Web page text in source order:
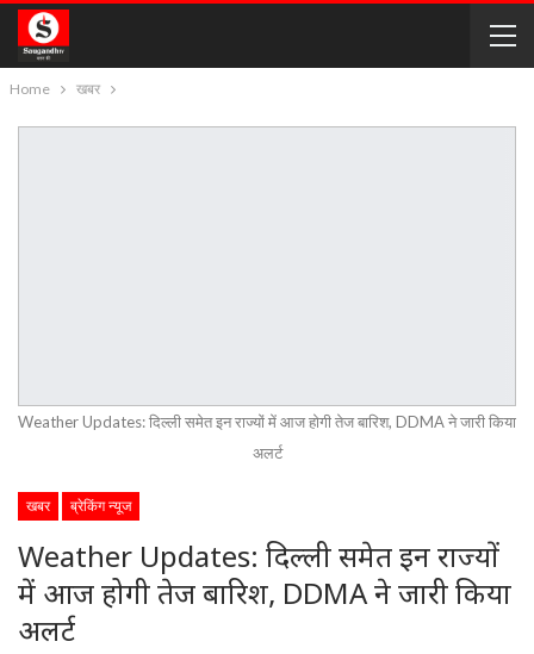
Home खबर
Weather Updates: दिल्ली समेत इन राज्यों में आज होगी तेज बारिश, DDMA ने जारी किया
अलर्ट
खबर ब्रेकिंग न्यूज
Weather Updates: दिल्ली समेत इन राज्यों
में आज होगी तेज बारिश, DDMA ने जारी किया
अलर्ट